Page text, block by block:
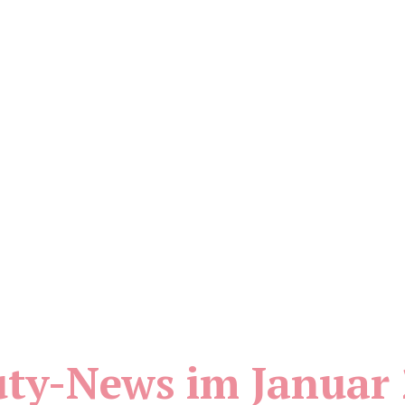
News im Januar